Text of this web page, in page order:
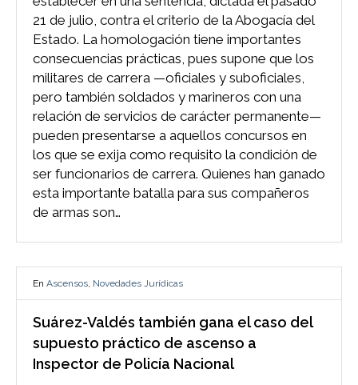
21 de julio, contra el criterio de la Abogacía del
Estado. La homologación tiene importantes
consecuencias prácticas, pues supone que los
militares de carrera —oficiales y suboficiales,
pero también soldados y marineros con una
relación de servicios de carácter permanente—
pueden presentarse a aquellos concursos en
los que se exija como requisito la condición de
ser funcionarios de carrera. Quienes han ganado
esta importante batalla para sus compañeros
de armas son…
En Ascensos Novedades Jurídicas
Suárez-Valdés también gana el caso del
supuesto práctico de ascenso a
Inspector de Policía Nacional